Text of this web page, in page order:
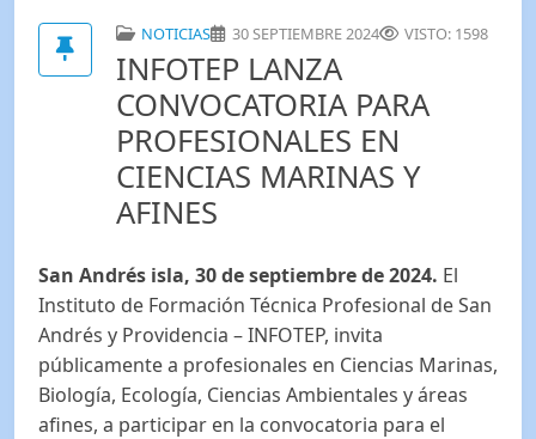
NOTICIAS 30 SEPTIEMBRE 2024 VISTO: 1598
INFOTEP LANZA
CONVOCATORIA PARA
PROFESIONALES EN
CIENCIAS MARINAS Y
AFINES
San Andrés isla, 30 de septiembre de 2024. El
Instituto de Formación Técnica Profesional de San
Andrés y Providencia – INFOTEP, invita
públicamente a profesionales en Ciencias Marinas,
Biología, Ecología, Ciencias Ambientales y áreas
afines, a participar en la convocatoria para el